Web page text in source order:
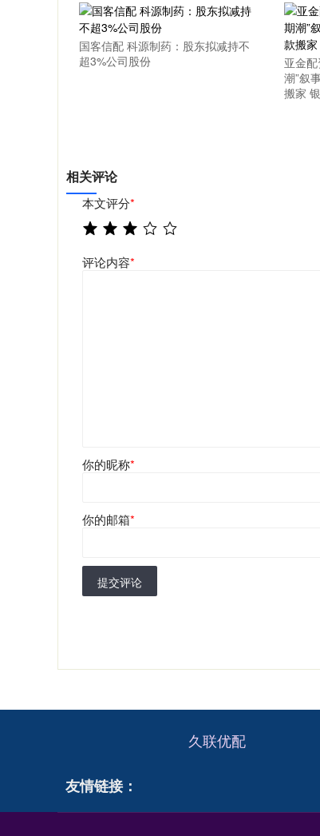
国客信配 科源制药：股东拟减持不
超3%公司股份
亚金
潮”叙
搬家
相关评论
本文评分*
评论内容*
你的昵称*
你的邮箱*
提交评论
久联优配
友情链接：